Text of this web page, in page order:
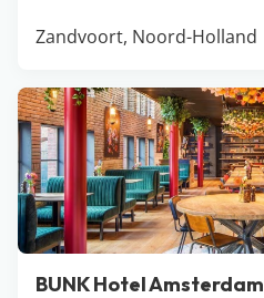
Zandvoort, Noord-Holland
BUNK Hotel Amsterdam